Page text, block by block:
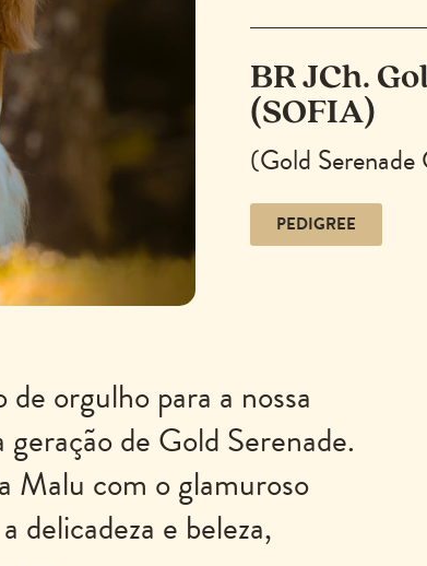
BR JCh.
(SOFIA)
(Gold
PEDIGREE
orgulho para a nossa
de Gold Serenade.
Malu com o glamuroso
delicadeza e beleza,